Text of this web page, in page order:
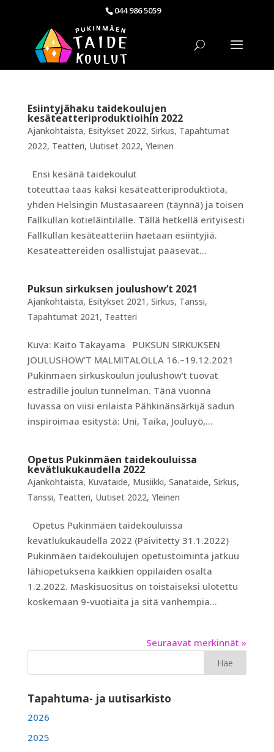
044 986 5059
Esiintyjähaku taidekoulujen
kesäteatteriproduktioihin 2022
Ajankohtaista, Esitykset 2022, Sirkus, Tapahtumat
2022, Teatteri, Uutiset 2022, Yleinen
Ensi kesänä taidekoulut
toteuttaa taas kaksi kesäteatteriproduktiota,
yhden Helsingin Mustasaareen (täynnä) ja toisen
Fallkullan kotieläintilalle. Tällä hetkellä erityisesti
Fallkullan kesäteatteriin haetaan esiintyjiä.
Kesäteattereiden osallistujat pääsevät...
Puksun sirkuksen joulushow’t 2021
Ajankohtaista, Esitykset 2021 , Sirkus, Tanssi,
Tapahtumat 2021 , Teatteri
Kuva: Kaito Takayama PUKSUN SIRKUKSEN
JOULUSHOW’T MALMITALOLLA 16.–19.12.2021
Pukinmäen sirkuskoulun joulushow’t tuovat
estradille joulun tunnelman. Tänä vuonna
luvassa on viisi erilaista Pähkinänsärkijä sadun
inspiroimaa esitystä: Uni, Taika, Jouluyö,...
Opetus Pukinmäen taidekouluissa
kevätlukukaudella 2022
Ajankohtaista, Kuvataide, Musiikki, Sanataide, Sirkus,
Tanssi, Teatteri, Uutiset 2022, Yleinen
Opetus Pukinmäen taidekouluissa
kevätlukukaudella 2022 (Päivitetty 31.1.2022)
Pukinmäen taidekoulujen opetustoiminta jatkuu
lähiopetuksena kaikkien oppilaiden osalta
1.2.2022. Maskisuositus on toistaiseksi ulotettu
koskemaan 9-vuotiaita ja sitä vanhempia...
Seuraavat merkinnät »
Tapahtuma- ja uutisarkisto
2026
2025